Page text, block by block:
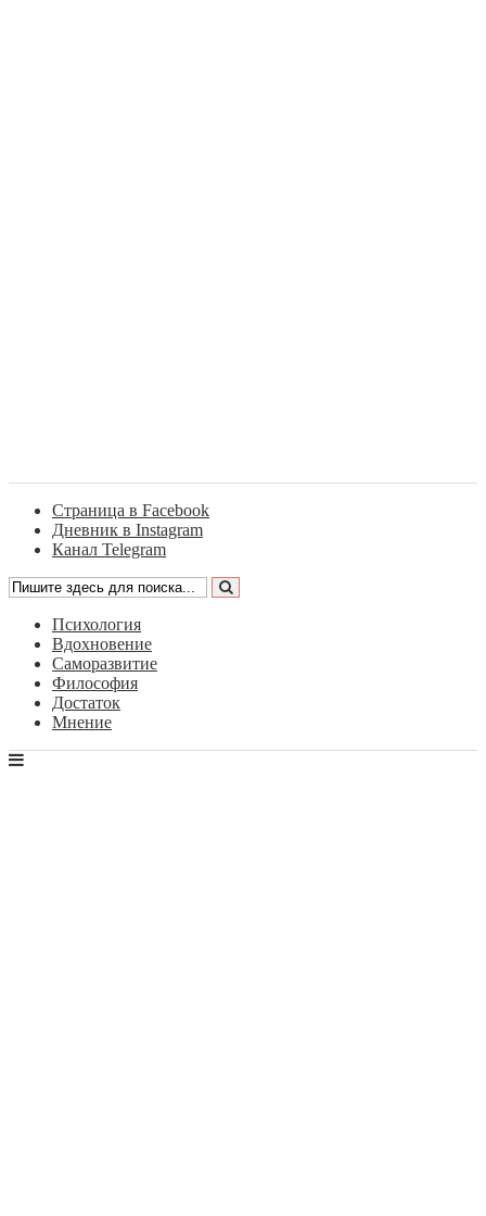
Страница в Facebook
Дневник в Instagram
Канал Telegram
Психология
Вдохновение
Саморазвитие
Философия
Достаток
Мнение